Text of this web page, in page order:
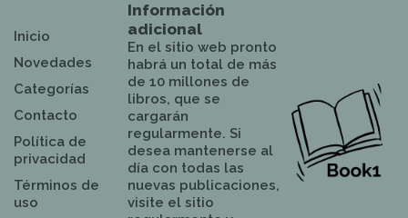
Inicio
Novedades
Categorías
Contacto
Política de
privacidad
Términos de
uso
Información
adicional
En el sitio web pronto
habrá un total de más
de 10 millones de
libros, que se
cargarán
regularmente. Si
desea mantenerse al
día con todas las
nuevas publicaciones,
visite el sitio